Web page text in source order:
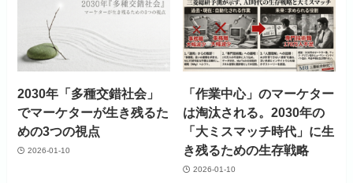
2030年「多種交錯社会」
でマーケターが生き残るた
めの3つの視点
2026-01-10
「作業中心」のマーケター
は淘汰される。2030年の
「大ミスマッチ時代」に生
き残るための生存戦略
2026-01-10